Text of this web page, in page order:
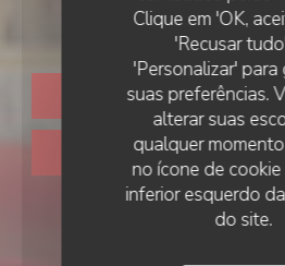
Clique em 'OK,
'Recusar
'Personalizar' para
suas preferências.
alterar suas
qualquer
no ícone de
inferior esquerdo
do site.
Bistrot
RESERVAR UMA
CLIQUE E